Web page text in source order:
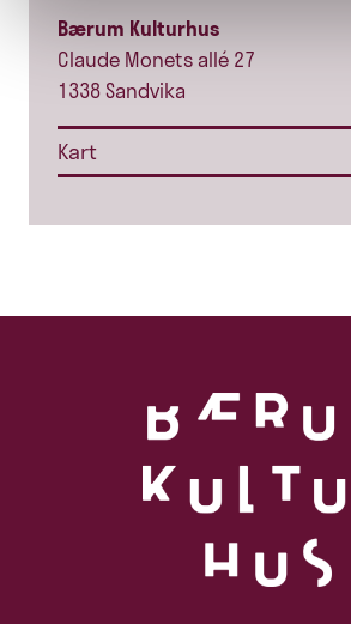
Bærum Kulturhus
Claude Monets allé 27
1338 Sandvika
Kart